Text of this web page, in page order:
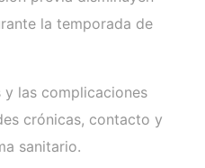
la temporada de
y las complicaciones
crónicas, contacto y
sanitario.